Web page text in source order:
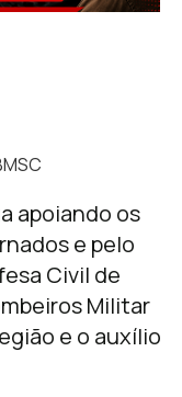
apoiando os
e pelo
Civil de
Militar
e o auxílio